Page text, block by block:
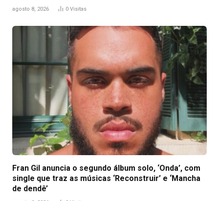
agosto 8, 2026 0 Visitas
Fran Gil anuncia o segundo álbum solo, ‘Onda’, com
single que traz as músicas ‘Reconstruir’ e ‘Mancha
de dendê’